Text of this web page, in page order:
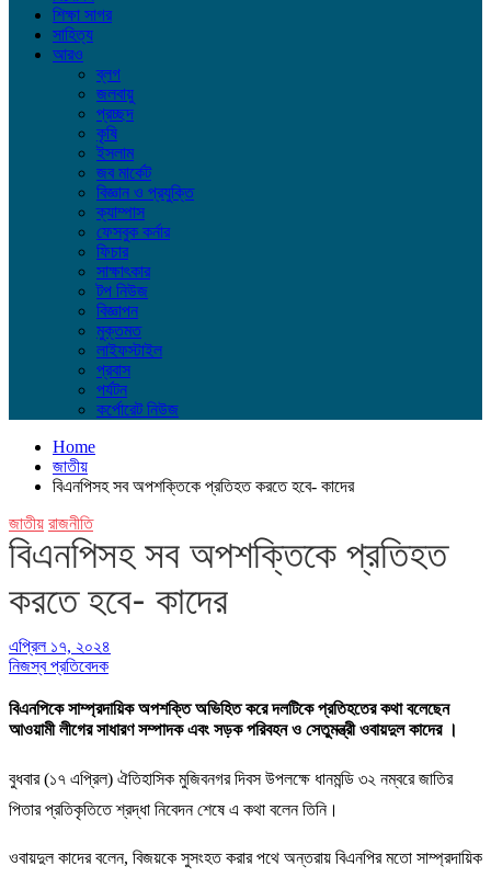
শিক্ষা সাগর
সাহিত্য
আরও
ব্লগ
জলবায়ু
প্রচ্ছদ
কৃষি
ইসলাম
জব মার্কেট
বিজ্ঞান ও প্রযুক্তি
ক্যাম্পাস
ফেসবুক কর্নার
ফিচার
সাক্ষাৎকার
টপ নিউজ
বিজ্ঞাপন
মুক্তমত
লাইফস্টাইল
প্রবাস
পর্যটন
কর্পোরেট নিউজ
Home
জাতীয়
বিএনপিসহ সব অপশক্তিকে প্রতিহত করতে হবে- কাদের
জাতীয় রাজনীতি
বিএনপিসহ সব অপশক্তিকে প্রতিহত
করতে হবে- কাদের
এপ্রিল ১৭, ২০২৪
নিজস্ব প্রতিবেদক
বিএনপিকে সাম্প্রদায়িক অপশক্তি অভিহিত করে দলটিকে প্রতিহতের কথা বলেছেন
আওয়ামী লীগের সাধারণ সম্পাদক এবং সড়ক পরিবহন ও সেতুমন্ত্রী ওবায়দুল কাদের ।
বুধবার (১৭ এপ্রিল) ঐতিহাসিক মুজিবনগর দিবস উপলক্ষে ধানমন্ডি ৩২ নম্বরে জাতির
পিতার প্রতিকৃতিতে শ্রদ্ধা নিবেদন শেষে এ কথা বলেন তিনি।
ওবায়দুল কাদের বলেন, বিজয়কে সুসংহত করার পথে অন্তরায় বিএনপির মতো সাম্প্রদায়িক